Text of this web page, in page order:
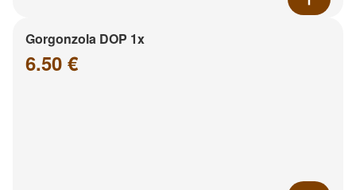
Gorgonzola DOP 1x
6.50 €